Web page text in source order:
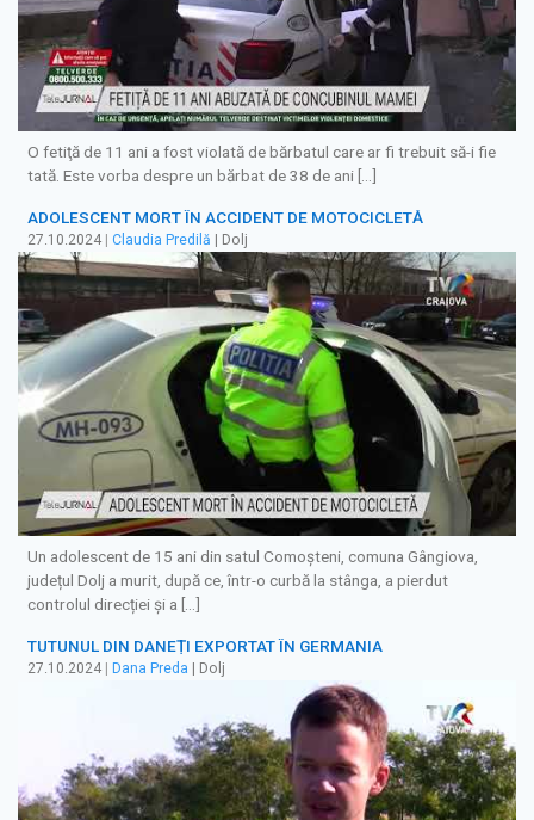
O fetiţă de 11 ani a fost violată de bărbatul care ar fi trebuit să-i fie
tată. Este vorba despre un bărbat de 38 de ani […]
ADOLESCENT MORT ÎN ACCIDENT DE MOTOCICLETĂ
27.10.2024 | Claudia Predilă | Dolj
Un adolescent de 15 ani din satul Comoșteni, comuna Gângiova,
județul Dolj a murit, după ce, într-o curbă la stânga, a pierdut
controlul direcției și a […]
TUTUNUL DIN DANEȚI EXPORTAT ÎN GERMANIA
27.10.2024 Dana Preda | Dolj